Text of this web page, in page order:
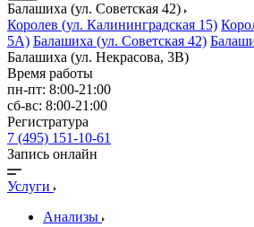
Балашиха (ул. Советская 42)
Королев (ул. Калининградская 15)
5А) Балашиха (ул. Советская 42)
Балашиха (ул. Некрасова, 3В)
Время работы
пн-пт: 8:00-21:00
сб-вс: 8:00-21:00
Регистратура
7 (495) 151-10-61
Запись онлайн
Услуги
Анализы